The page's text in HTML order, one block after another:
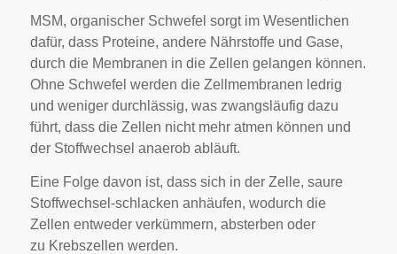
MSM, organischer Schwefel sorgt im Wesentlichen
dafür, dass Proteine, andere Nährstoffe und Gase,
durch die Membranen in die Zellen gelangen können.
Ohne Schwefel werden die Zellmembranen ledrig
und weniger durchlässig, was zwangsläufig dazu
führt, dass die Zellen nicht mehr atmen können und
der Stoffwechsel anaerob abläuft.
Eine Folge davon ist, dass sich in der Zelle, saure
Stoffwechsel-schlacken anhäufen, wodurch die
Zellen entweder verkümmern, absterben oder
zu Krebszellen werden.